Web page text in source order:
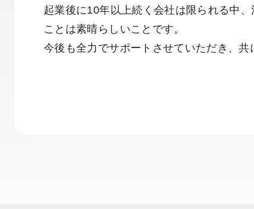
起業後に10年以上続く会社は限られる中
ことは素晴らしいことです。
今後も全力でサポートさせていただき、共